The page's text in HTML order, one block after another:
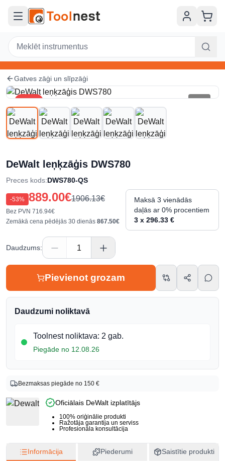
Gatves zāģi un slīpzāģi
-53% 1/5
DeWalt leņķzāģis DWS780
Preces kods:DWS780-QS
-53% 889.00€1906.13€
Bez PVN 716.94€
Zemākā cena pēdējās 30 dienās 867.50€
Maksā 3 vienādās
daļās ar 0% procentiem
3 x 296.33 €
Daudzums:
Pievienot grozam
Daudzumi noliktavā
Toolnest noliktava: 2 gab.
Piegāde no 12.08.26
Produkta info
Dewalt
EAN
5035048332344
Bezmaksas piegāde no 150 €
Oficiālais DeWalt izplatītājs
100% oriģinālie produkti
Ražotāja garantija un serviss
Profesionāla konsultācija
Informācija Piederumi Saistītie produkti